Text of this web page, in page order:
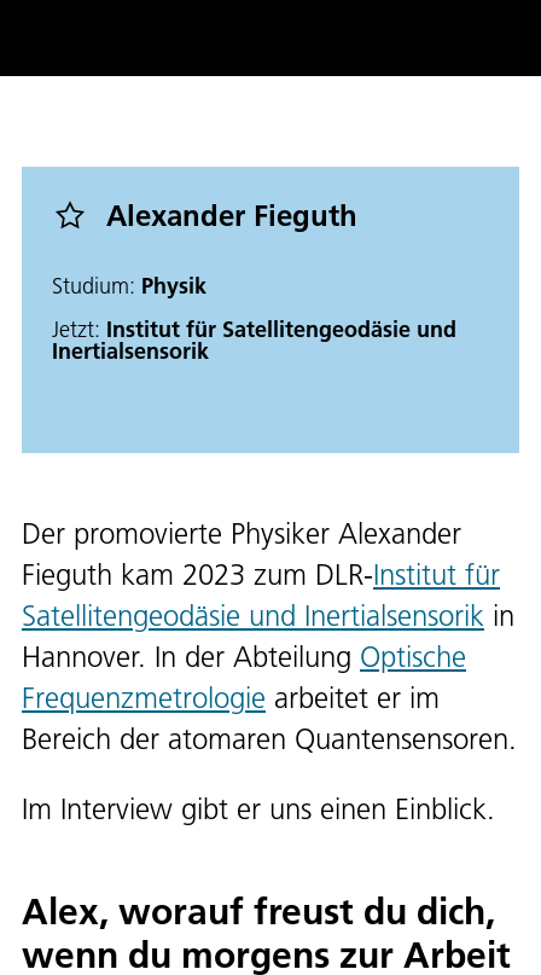
Alexander Fieguth
Studium: Physik
Jetzt: Institut für Satellitengeodäsie und
Inertialsensorik
Der promovierte Physiker Alexander
Fieguth kam 2023 zum DLR-Institut für
Satellitengeodäsie und Inertialsensorik in
Hannover. In der Abteilung Optische
Frequenzmetrologie arbeitet er im
Bereich der atomaren Quantensensoren.
Im Interview gibt er uns einen Einblick.
Alex, worauf freust du dich,
wenn du morgens zur Arbeit